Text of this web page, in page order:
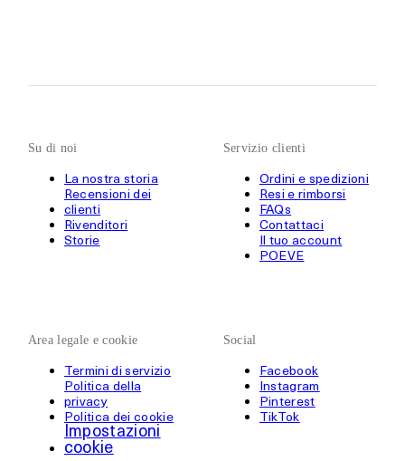
Su di noi
La nostra storia
Recensioni dei
clienti
Rivenditori
Storie
Servizio clienti
Ordini e spedizioni
Resi e rimborsi
FAQs
Contattaci
Il tuo account
POEVE
Area legale e cookie
Termini di servizio
Politica della
privacy
Politica dei cookie
Impostazioni
cookie
Social
Facebook
Instagram
Pinterest
TikTok